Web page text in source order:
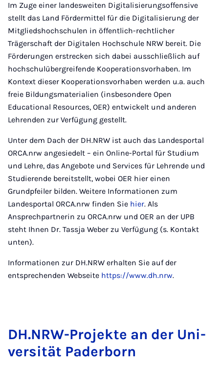
Im Zuge einer landesweiten Digitalisierungsoffensive
stellt das Land Fördermittel für die Digitalisierung der
Mitgliedshochschulen in öffentlich-rechtlicher
Trägerschaft der Digitalen Hochschule NRW bereit. Die
Förderungen erstrecken sich dabei ausschließlich auf
hochschulübergreifende Kooperationsvorhaben. Im
Kontext dieser Kooperationsvorhaben werden u.a. auch
freie Bildungsmaterialien (insbesondere Open
Educational Resources, OER) entwickelt und anderen
Lehrenden zur Verfügung gestellt.
Unter dem Dach der DH.NRW ist auch das Landesportal
ORCA.nrw angesiedelt – ein Online-Portal für Studium
und Lehre, das Angebote und Services für Lehrende und
Studierende bereitstellt, wobei OER hier einen
Grundpfeiler bilden. Weitere Informationen zum
Landesportal ORCA.nrw finden Sie hier. Als
Ansprechpartnerin zu ORCA.nrw und OER an der UPB
steht Ihnen Dr. Tassja Weber zu Verfügung (s. Kontakt
unten).
Informationen zur DH.NRW erhalten Sie auf der
entsprechenden Webseite https://www.dh.nrw.
DH.NRW-Pro­jekte an der Uni­
versität Pader­born